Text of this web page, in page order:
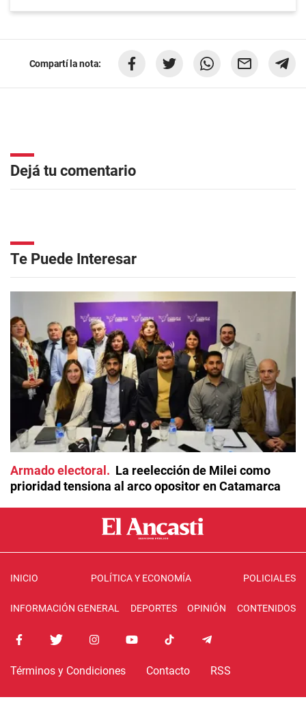
Compartí la nota:
Dejá tu comentario
Te Puede Interesar
Armado electoral
La reelección de Milei como
prioridad tensiona al arco opositor en Catamarca
INICIO POLÍTICA Y ECONOMÍA POLICIALES
INFORMACIÓN GENERAL DEPORTES OPINIÓN CONTENIDOS
Términos y Condiciones Contacto RSS